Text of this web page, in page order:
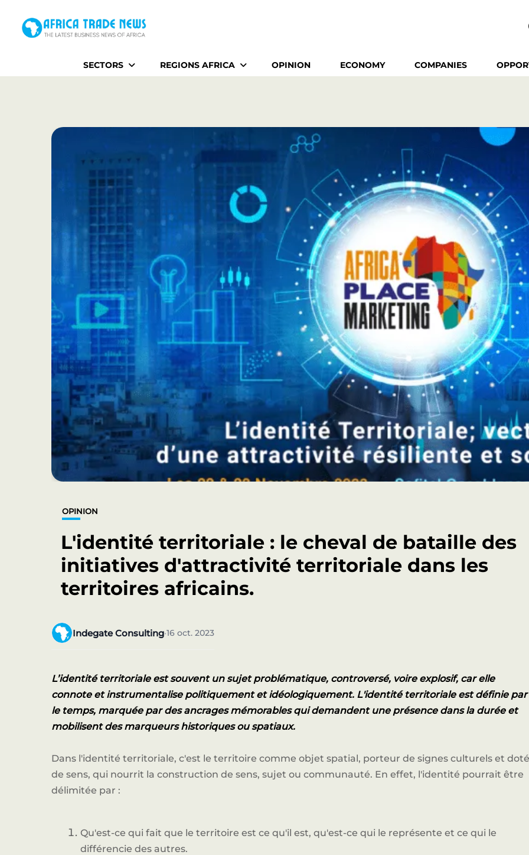
SECTORS REGIONS AFRICA OPINION ECONOMY COMPANIES
OPINION
L'identité territoriale : le cheval de bataille des
initiatives d'attractivité territoriale dans les
territoires africains.
Indegate Consulting•16 oct. 2023
L’identité territoriale est souvent un sujet problématique, controversé, voire explosif, car elle
connote et instrumentalise politiquement et idéologiquement. L'identité territoriale est définie par
le temps, marquée par des ancrages mémorables qui demandent une présence dans la durée et
mobilisent des marqueurs historiques ou spatiaux.
Dans l'identité territoriale, c'est le territoire comme objet spatial, porteur de signes culturels et
de sens, qui nourrit la construction de sens, sujet ou communauté. En effet, l'identité pourrait être
délimitée par :
Qu'est-ce qui fait que le territoire est ce qu'il est, qu'est-ce qui le représente et ce qui le
différencie des autres.